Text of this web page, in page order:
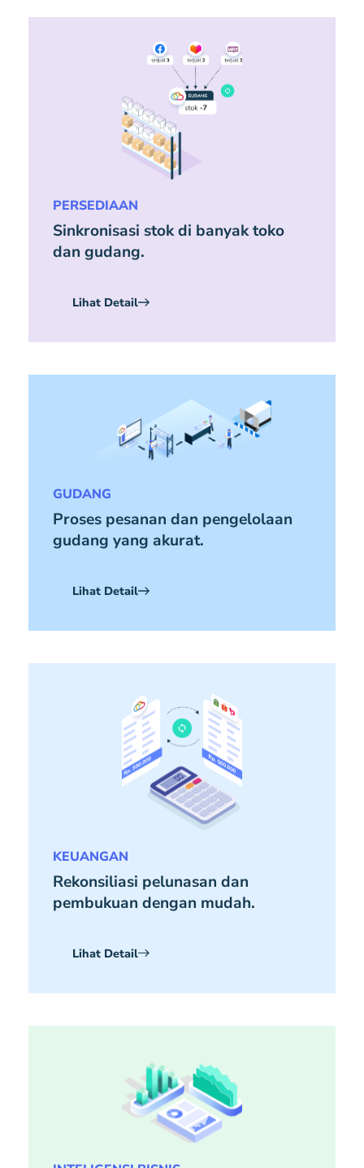
PERSEDIAAN
Sinkronisasi stok di banyak toko
dan gudang.
Lihat Detail
GUDANG
Proses pesanan dan pengelolaan
gudang yang akurat.
Lihat Detail
KEUANGAN
Rekonsiliasi pelunasan dan
pembukuan dengan mudah.
Lihat Detail